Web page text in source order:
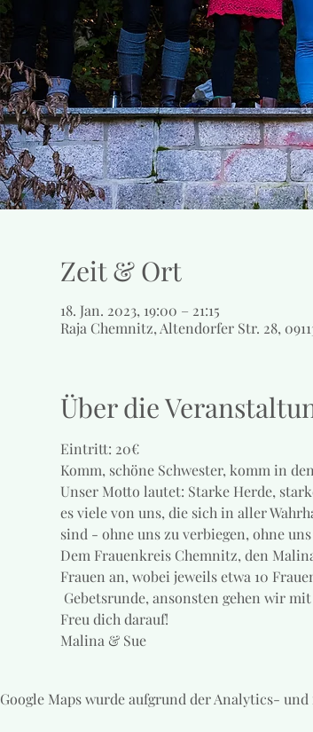
Zeit & Ort
18. Jan. 2023, 19:00 – 21:15
Raja Chemnitz, Altendorfer Str. 28,
Über die
Eintritt: 20€
Komm, schöne Schwester, komm in
Unser Motto lautet: Starke Herde,
es viele von uns, die sich in aller
sind - ohne uns zu verbiegen, ohne
Dem Frauenkreis Chemnitz, den
Frauen an, wobei jeweils etwa 10
Gebetsrunde, ansonsten gehen wir
Freu dich darauf!
Malina & Sue
Google Maps wurde aufgrund der Analytics-